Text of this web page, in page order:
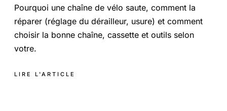
Pourquoi une chaîne de vélo saute, comment la
réparer (réglage du dérailleur, usure) et comment
choisir la bonne chaîne, cassette et outils selon
votre.
LIRE L'ARTICLE